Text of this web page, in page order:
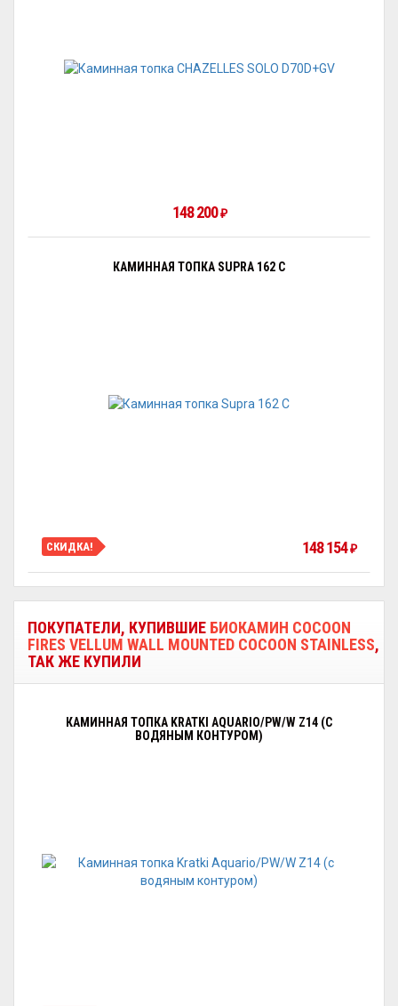
148 200₽
КАМИННАЯ ТОПКА SUPRA 162 C
СКИДКА! 148 154₽
ПОКУПАТЕЛИ, КУПИВШИЕ БИОКАМИН COCOON
FIRES VELLUM WALL MOUNTED COCOON STAINLESS,
ТАК ЖЕ КУПИЛИ
КАМИННАЯ ТОПКА KRATKI AQUARIO/PW/W Z14 (С
ВОДЯНЫМ КОНТУРОМ)